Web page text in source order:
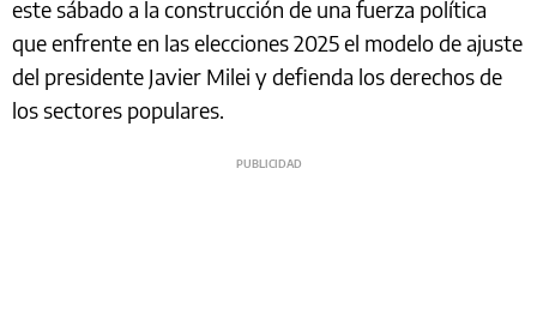
este sábado a la construcción de una fuerza política
que enfrente en las elecciones 2025 el modelo de ajuste
del presidente Javier Milei y defienda los derechos de
los sectores populares.